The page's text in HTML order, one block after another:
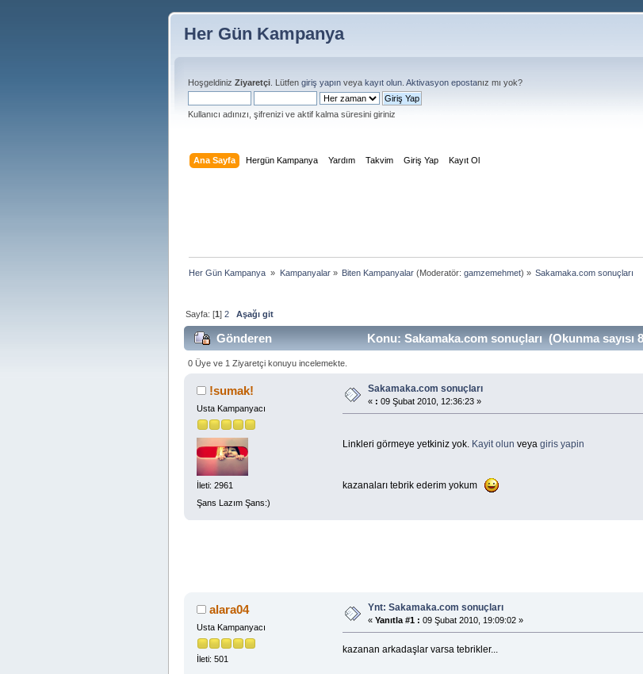
Her Gün Kampanya
Hoşgeldiniz Ziyaretçi . Lütfen giriş yapın veya kayıt olun Aktivasyon epostanız mı yok?
Kullanıcı adınızı, şifrenizi ve aktif kalma süresini giriniz
Ana Sayfa Hergün Kampanya Yardım Takvim Giriş Yap Kayıt Ol
Her Gün Kampanya » Kampanyalar» Biten Kampanyalar(Moderatör: gamzemehmet) » Sakamaka.com sonuçları
Sayfa: [1]2 Aşağı git
Gönderen Konu: Sakamaka.com sonuçları (Okunma sayısı
0 Üye ve 1 Ziyaretçi konuyu incelemekte.
!sumak!
Usta Kampanyacı
İleti: 2961
Şans Lazım Şans:)
Sakamaka.com sonuçları
« : 09 Şubat 2010, 12:36:23 »
Linkleri görmeye yetkiniz yok. Kayit olun veya giris yapin
kazanaları tebrik ederim yokum
alara04
Usta Kampanyacı
İleti: 501
Ynt: Sakamaka.com sonuçları
« Yanıtla #1 : 09 Şubat 2010, 19:09:02 »
kazanan arkadaşlar varsa tebrikler...